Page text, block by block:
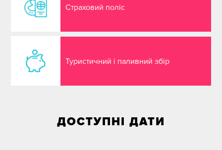
Страховий поліс
Туристичний і паливний збір
ДОСТУПНІ ДАТИ